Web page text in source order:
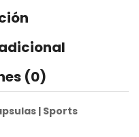
(0)
| Sports